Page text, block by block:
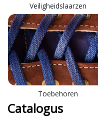
Veiligheidslaarzen
Toebehoren
Catalogus